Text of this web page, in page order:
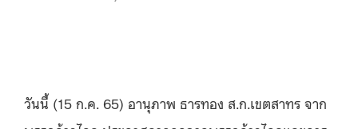
วันนี้ (15 ก.ค. 65) อานุภาพ ธารทอง ส.ก.เขตสาทร จาก